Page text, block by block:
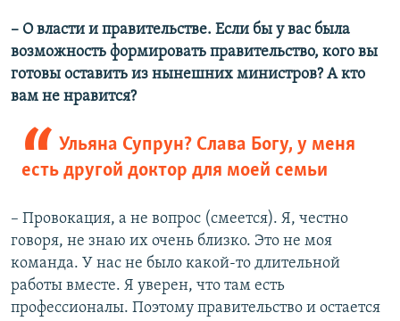
– О власти и правительстве. Если бы у вас была
возможность формировать правительство, кого вы
готовы оставить из нынешних министров? А кто
вам не нравится?
Ульяна Супрун? Слава Богу, у меня
есть другой доктор для моей семьи
– Провокация, а не вопрос (смеется). Я, честно
говоря, не знаю их очень близко. Это не моя
команда. У нас не было какой-то длительной
работы вместе. Я уверен, что там есть
профессионалы. Поэтому правительство и остается